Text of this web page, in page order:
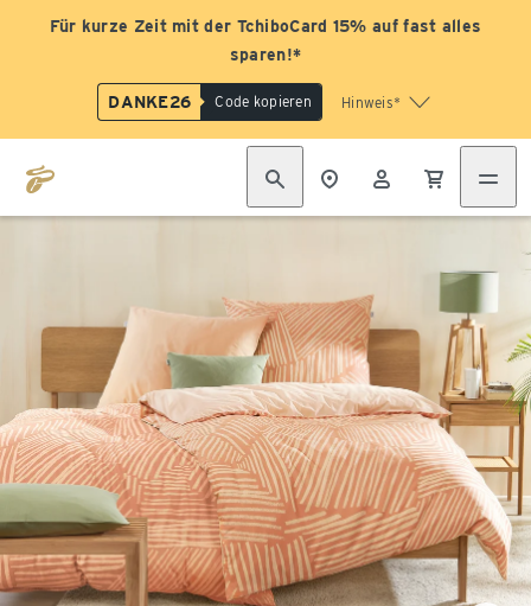
Für kurze Zeit mit der TchiboCard 15% auf fast alles
sparen!*
DANKE26 Code kopieren Hinweis*